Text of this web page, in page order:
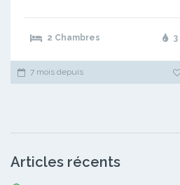
2 Chambres
7 mois depuis
Articles récents